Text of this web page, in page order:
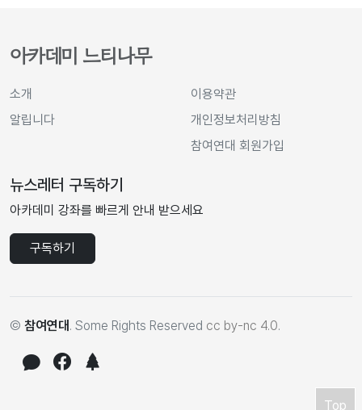
아카데미 느티나무
소개
알립니다
이용약관
개인정보처리방침
참여연대 회원가입
뉴스레터 구독하기
아카데미 강좌를 빠르게 안내 받으세요
구독하기
© 참여연대 . Some Rights Reserved cc by-nc 4.0.
Top